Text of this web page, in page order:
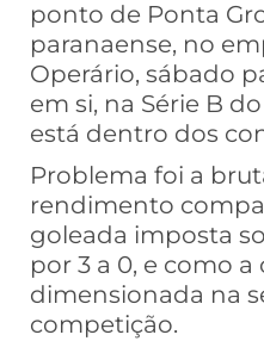
ponto de Ponta
paranaense, no
Operário, sábado
em si, na Série B
está dentro dos
Problema foi a
rendimento
goleada imposta
por 3 a 0, e como a
dimensionada na
competição.